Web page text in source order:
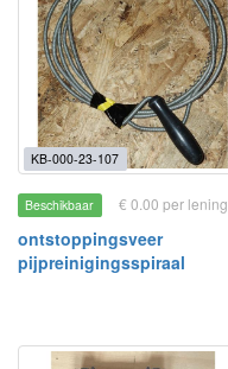
KB-000-23-107
Beschikbaar € 0.00 per lening
ontstoppingsveer
pijpreinigingsspiraal